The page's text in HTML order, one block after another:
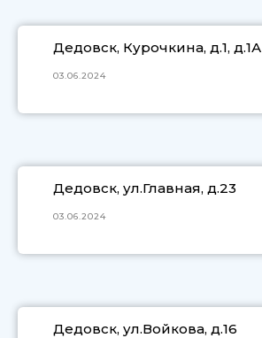
Дедовск, Курочкина, д.1, д.1А
03.06.2024
Дедовск, ул.Главная, д.23
03.06.2024
Дедовск, ул.Войкова, д.16